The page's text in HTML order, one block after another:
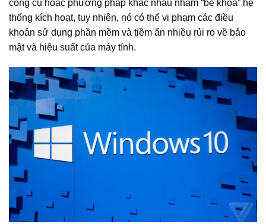
công cụ hoặc phương pháp khác nhau nhằm “bẻ khóa” hệ
thống kích hoạt, tuy nhiên, nó có thể vi phạm các điều
khoản sử dụng phần mềm và tiềm ẩn nhiều rủi ro về bảo
mật và hiệu suất của máy tính.